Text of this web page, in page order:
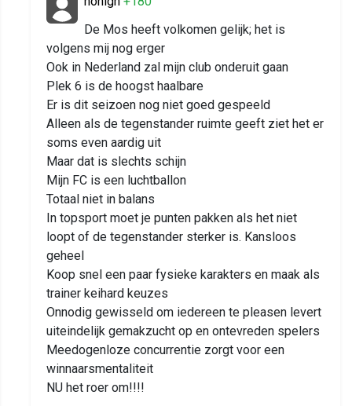
De Mos heeft volkomen gelijk; het is
volgens mij nog erger
Ook in Nederland zal mijn club onderuit gaan
Plek 6 is de hoogst haalbare
Er is dit seizoen nog niet goed gespeeld
Alleen als de tegenstander ruimte geeft ziet het er
soms even aardig uit
Maar dat is slechts schijn
Mijn FC is een luchtballon
Totaal niet in balans
In topsport moet je punten pakken als het niet
loopt of de tegenstander sterker is. Kansloos
geheel
Koop snel een paar fysieke karakters en maak als
trainer keihard keuzes
Onnodig gewisseld om iedereen te pleasen levert
uiteindelijk gemakzucht op en ontevreden spelers
Meedogenloze concurrentie zorgt voor een
winnaarsmentaliteit
NU het roer om!!!!